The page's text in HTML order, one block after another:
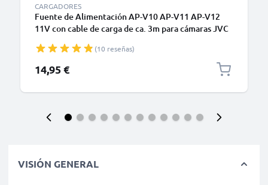
CARGADORES
Fuente de Alimentación AP-V10 AP-V11 AP-V12
11V con cable de carga de ca. 3m para cámaras JVC
DVL555 -DVL450, GR-DV500 APV11 - Dummy
Battery de subtel
(10 reseñas)
14,95 €
VISIÓN GENERAL